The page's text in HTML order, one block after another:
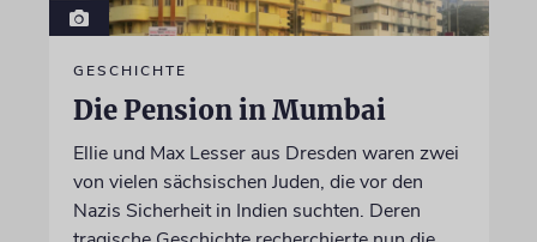
GESCHICHTE
Die Pension in Mumbai
Ellie und Max Lesser aus Dresden waren zwei
von vielen sächsischen Juden, die vor den
Nazis Sicherheit in Indien suchten. Deren